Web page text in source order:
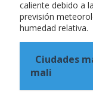
caliente debido a
previsión
humedad relativa.
Ciudades
mali